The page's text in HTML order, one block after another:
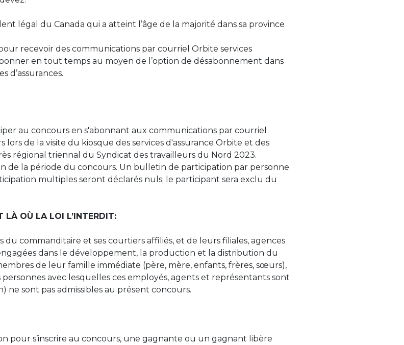
légal du Canada qui a atteint l’âge de la majorité dans sa province
recevoir des communications par courriel Orbite services
en tout temps au moyen de l’option de désabonnement dans
d’assurances.
au concours en s'abonnant aux communications par courriel
de la visite du kiosque des services d'assurance Orbite et des
régional triennal du Syndicat des travailleurs du Nord 2023.
de la période du concours. Un bulletin de participation par personne
multiples seront déclarés nuls; le participant sera exclu du
LÀ OÙ LA LOI L’INTERDIT:
commanditaire et ses courtiers affiliés, et de leurs filiales, agences
dans le développement, la production et la distribution du
de leur famille immédiate (père, mère, enfants, frères, sœurs),
avec lesquelles ces employés, agents et représentants sont
ne sont pas admissibles au présent concours.
pour s’inscrire au concours, une gagnante ou un gagnant libère